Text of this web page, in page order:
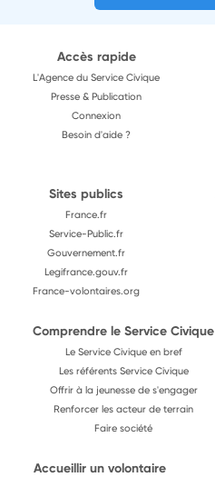
Accès rapide
L'Agence du Service Civique
Presse & Publication
Connexion
Besoin d'aide ?
Sites publics
France.fr
Service-Public.fr
Gouvernement.fr
Legifrance.gouv.fr
France-volontaires.org
Comprendre le Service Civique
Le Service Civique en bref
Les référents Service Civique
Offrir à la jeunesse de s'engager
Renforcer les acteur de terrain
Faire société
Accueillir un volontaire